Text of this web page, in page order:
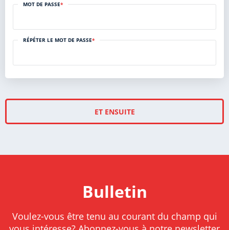
MOT DE PASSE*
RÉPÉTER LE MOT DE PASSE*
ET ENSUITE
Bulletin
Voulez-vous être tenu au courant du champ qui